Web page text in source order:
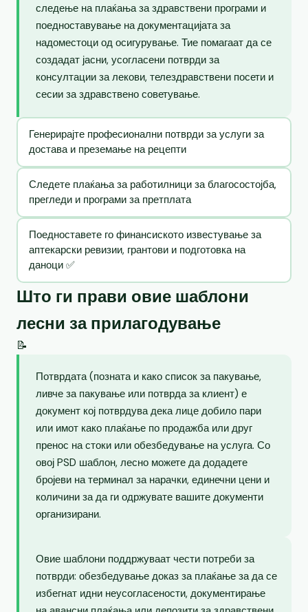
следење на плаќања за здравствени програми и
поедноставување на документацијата за
надоместоци од осигурување. Тие помагаат да се
создадат јасни, усогласени потврди за
консултации за лекови, телездравствени посети и
сесии за здравствено советување.
Генерирајте професионални потврди за услуги за
достава и преземање на рецепти
Следете плаќања за работилници за благосостојба,
прегледи и програми за претплата
Поедноставете го финансиското известување за
аптекарски ревизии, грантови и подготовка на
даноци ✅
Што ги прави овие шаблони
лесни за прилагодување
📝
Потврдата (позната и како список за пакување,
ливче за пакување или потврда за клиент) е
документ кој потврдува дека лице добило пари
или имот како плаќање по продажба или друг
пренос на стоки или обезбедување на услуга. Со
овој PSD шаблон, лесно можете да додадете
бројеви на терминал за нарачки, единечни цени и
количини за да ги одржувате вашите документи
организирани.
Овие шаблони поддржуваат чести потреби за
потврди: обезбедување доказ за плаќање за да се
избегнат идни неусогласености, документирање